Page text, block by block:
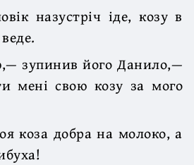
назустріч іде, козу в
зупинив його Данило,—
мені свою козу за мого
коза добра на молоко, а